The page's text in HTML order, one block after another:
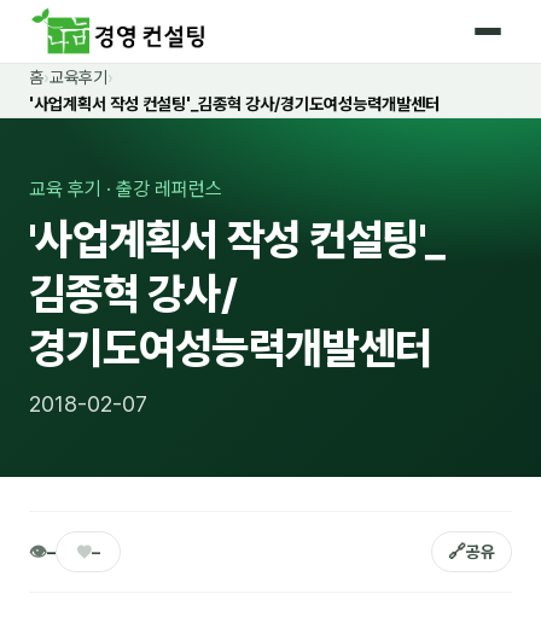
홈
🤖 AI · IT 교육
📈 마케팅 · 영업
🤝 B2B 세일즈
💼 비즈니스 스킬
🎓 강사육성 · 교수법
홈›교육후기 ›
'사업계획서 작성 컨설팅'_김종혁 강사/경기도여성능력개발센터
교육 후기 · 출강 레퍼런스
'사업계획서 작성 컨설팅'_
김종혁 강사/
경기도여성능력개발센터
2018-02-07
👁– ♥– 🔗공유